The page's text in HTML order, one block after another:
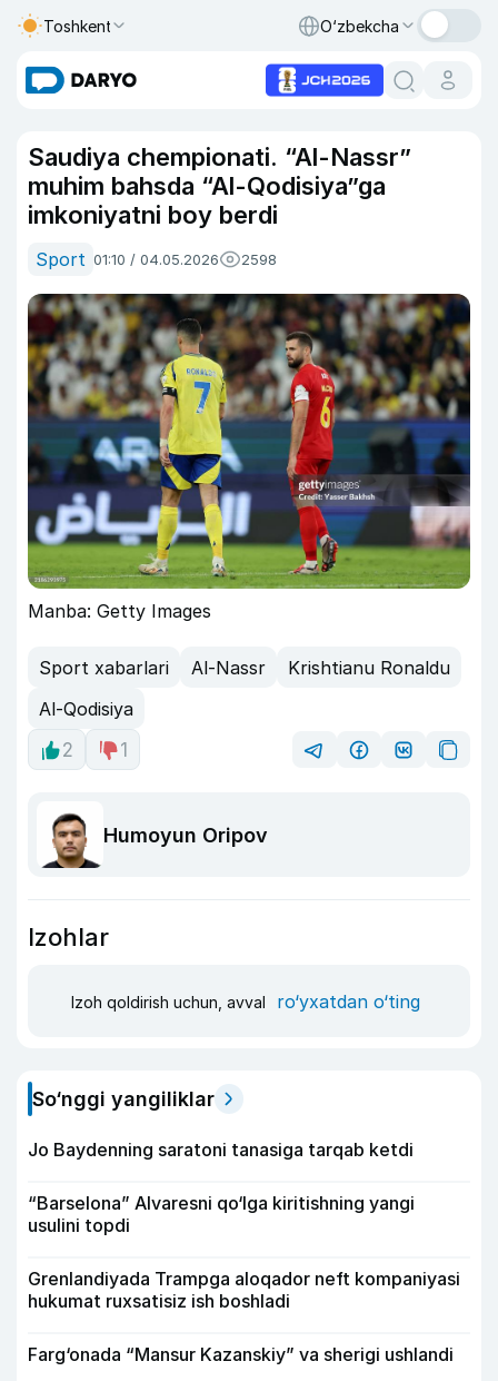
Toshkent O‘zbekcha
Saudiya chempionati. “Al-Nassr”
muhim bahsda “Al-Qodisiya”ga
imkoniyatni boy berdi
Sport 01:10 / 04.05.2026 2598
Manba: Getty Images
Sport xabarlari Al-Nassr
Krishtianu Ronaldu
Al-Qodisiya
2
1
Humoyun Oripov
Izohlar
Izoh qoldirish uchun, avval ro‘yxatdan o‘ting
So‘nggi yangiliklar
Jo Baydenning saratoni tanasiga tarqab ketdi
“Barselona” Alvaresni qo‘lga kiritishning yangi
usulini topdi
Grenlandiyada Trampga aloqador neft kompaniyasi
hukumat ruxsatisiz ish boshladi
Farg‘onada “Mansur Kazanskiy” va sherigi ushlandi